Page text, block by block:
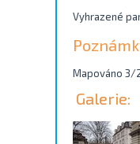
Vyhrazené
Mapováno 3/
Galerie: